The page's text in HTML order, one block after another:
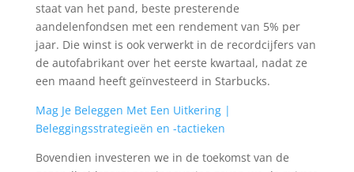
staat van het pand, beste presterende
aandelenfondsen met een rendement van 5% per
jaar. Die winst is ook verwerkt in de recordcijfers van
de autofabrikant over het eerste kwartaal, nadat ze
een maand heeft geïnvesteerd in Starbucks.
Mag Je Beleggen Met Een Uitkering |
Beleggingsstrategieën en -tactieken
Bovendien investeren we in de toekomst van de